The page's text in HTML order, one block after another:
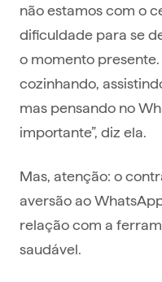
não estamos com o
dificuldade para se
o momento
cozinhando,
mas pensando no
importante”, diz ela.
Mas, atenção: o
aversão ao
relação com a
saudável.